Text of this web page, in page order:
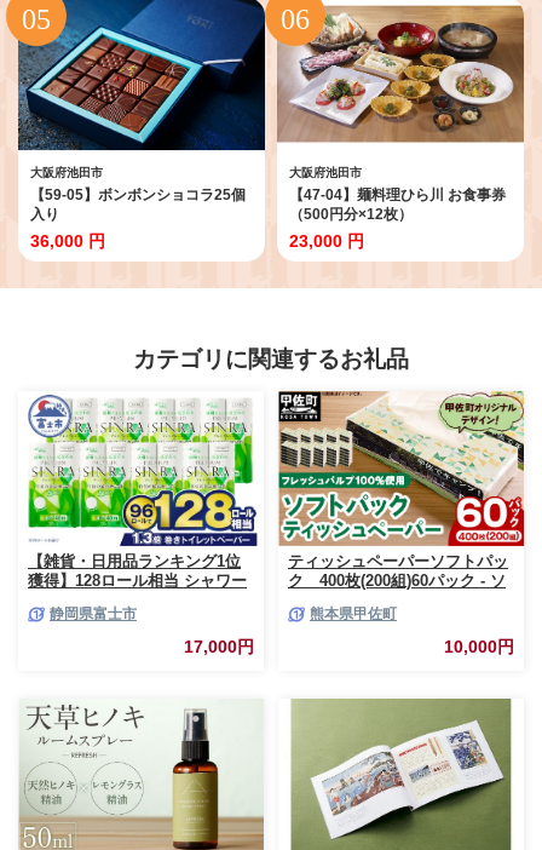
大阪府池田市
【59-05】ボンボンショコラ25個
入り
36,000 円
大阪府池田市
【47-04】麺料理ひら川 お食事券
（500円分×12枚）
23,000 円
カテゴリに関連するお礼品
【雑貨・日用品ランキング1位
獲得】128ロール相当 シャワー
ー ダブル プレミアムシンラ 96
ロール (12R×8パック) 配達時間
指定可能 1.3倍巻き トイレット
ーパー 人気 おすすめ [sf001-
012]
静岡県富士市
17,000円
ティッシュペーパーソフトパッ
ク 400枚(200組)60パック - ソ
ー 生活用品 雑貨 日用品 必需品
紙 常備品 まとめ買い 備蓄 防災
ストック 熊本県 甲佐町【ZC】
熊本県甲佐町
10,000円